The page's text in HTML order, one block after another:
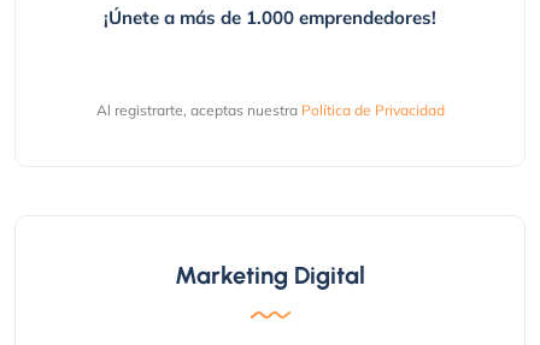
¡Únete a más de 1.000 emprendedores!
Al registrarte, aceptas nuestra Política de Privacidad
Marketing Digital